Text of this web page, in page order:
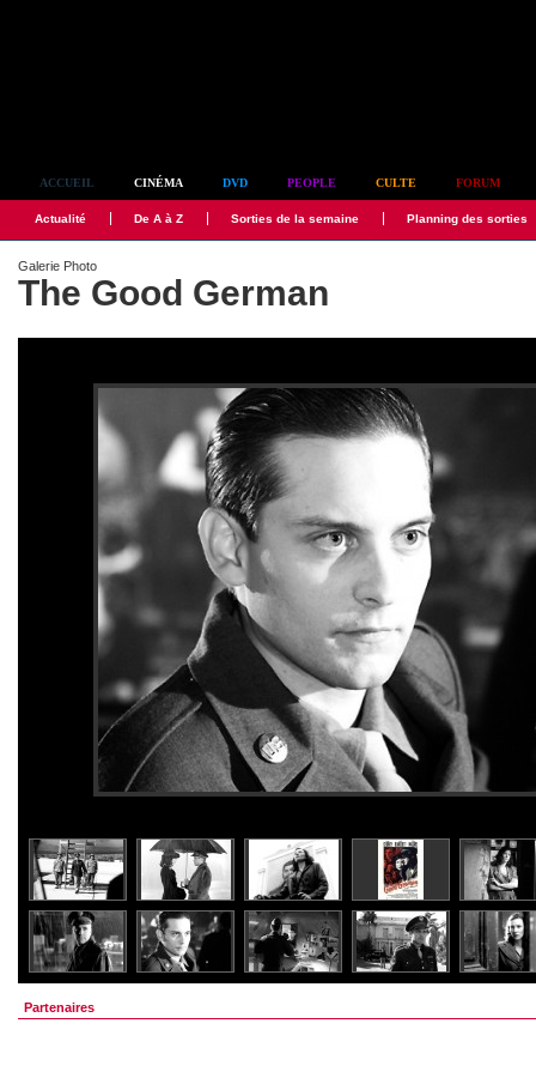
ACCUEIL CINÉMA DVD PEOPLE CULTE FORUM
Actualité De A à Z Sorties de la semaine Planning des sorties
Galerie Photo
The Good German
Partenaires